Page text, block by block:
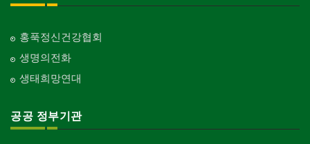
홍푹정신건강협회
생명의전화
생태희망연대
공공 정부기관